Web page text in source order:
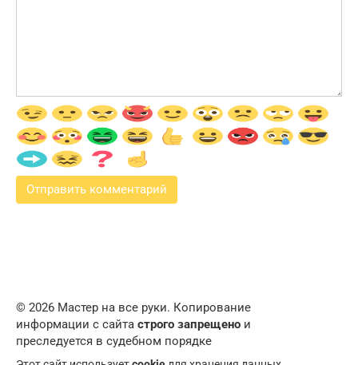
© 2026 Мастер на все руки. Копирование
информации с сайта строго запрещено и
преследуется в судебном порядке